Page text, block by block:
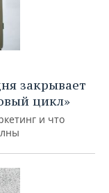
закрывает
цикл»
и что